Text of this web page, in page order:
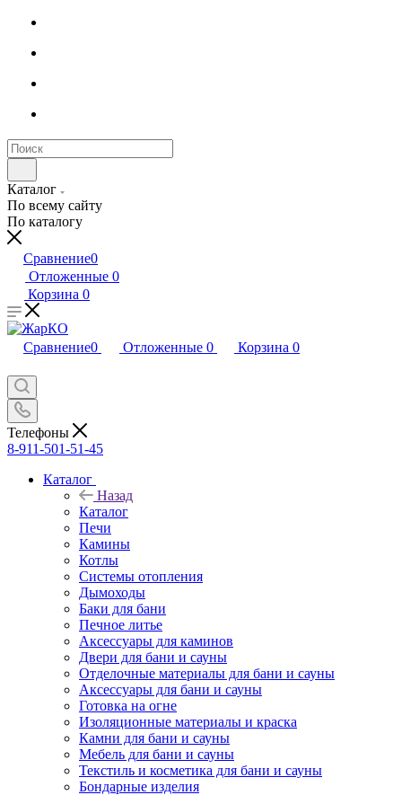
Каталог
По всему сайту
По каталогу
Сравнение0
Отложенные 0
Корзина 0
Сравнение0 Отложенные 0 Корзина 0
Телефоны
8-911-501-51-45
Каталог
Назад
Каталог
Печи
Камины
Котлы
Системы отопления
Дымоходы
Баки для бани
Печное литье
Аксессуары для каминов
Двери для бани и сауны
Отделочные материалы для бани и сауны
Аксессуары для бани и сауны
Готовка на огне
Изоляционные материалы и краска
Камни для бани и сауны
Мебель для бани и сауны
Текстиль и косметика для бани и сауны
Бондарные изделия